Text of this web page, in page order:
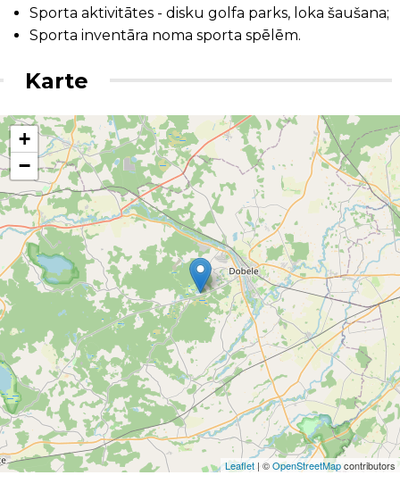
Sporta aktivitātes - disku golfa parks, loka šaušana;
Sporta inventāra noma sporta spēlēm.
Karte
+
−
Leaflet | ©OpenStreetMapcontributors